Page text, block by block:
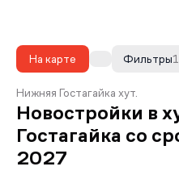
На карте 1
Фильтры
Нижняя Гостагайка хут.
Новостройки в
Гостагайка со
2027